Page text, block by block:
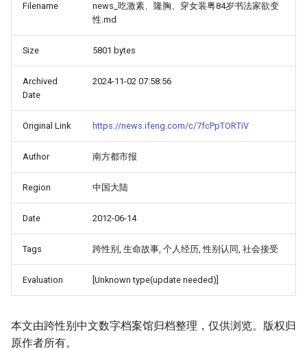
Filename
news_吃激素、隆胸、穿女装粤84岁书法家欲变
性.md
Size 5801 bytes
Archived
Date
2024-11-02 07:58:56
Original Link https://news.ifeng.com/c/7fcPpTORTiV
Author 南方都市报
Region 中国大陆
Date 2012-06-14
Tags 跨性别, 生命故事, 个人经历, 性别认同, 社会接受
Evaluation [Unknown type(update needed)]
本文由跨性别中文数字档案馆归档整理，仅供浏览。版权归
原作者所有。